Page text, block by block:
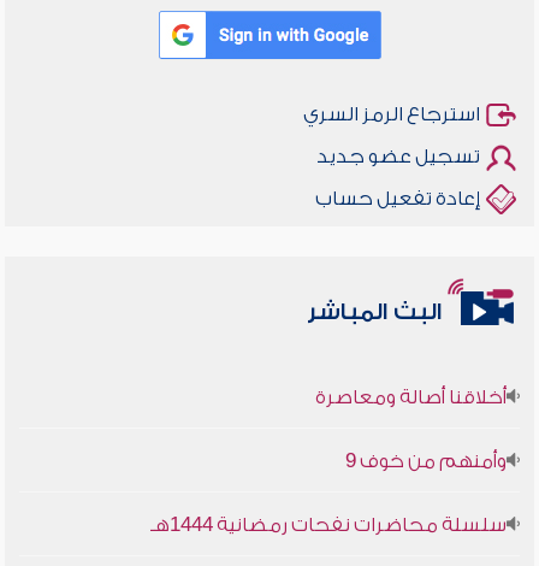
استرجاع الرمز السري
تسجيل عضو جديد
إعادة تفعيل حساب
البث المباشر
أخلاقنا أصالة ومعاصرة
وأمنهم من خوف 9